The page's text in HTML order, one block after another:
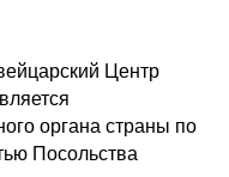
Центр
органа страны по
Посольства